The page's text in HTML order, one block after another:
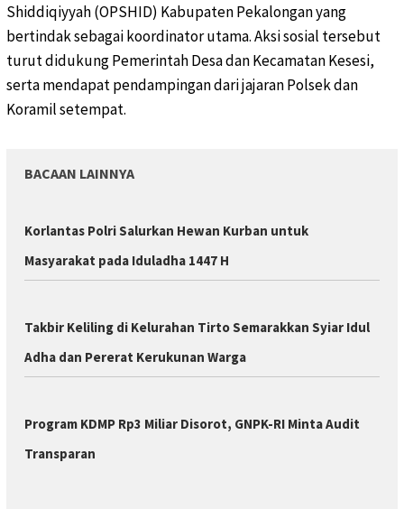
Shiddiqiyyah (OPSHID) Kabupaten Pekalongan yang
bertindak sebagai koordinator utama. Aksi sosial tersebut
turut didukung Pemerintah Desa dan Kecamatan Kesesi,
serta mendapat pendampingan dari jajaran Polsek dan
Koramil setempat.
BACAAN LAINNYA
Korlantas Polri Salurkan Hewan Kurban untuk
Masyarakat pada Iduladha 1447 H
Takbir Keliling di Kelurahan Tirto Semarakkan Syiar Idul
Adha dan Pererat Kerukunan Warga
Program KDMP Rp3 Miliar Disorot, GNPK-RI Minta Audit
Transparan